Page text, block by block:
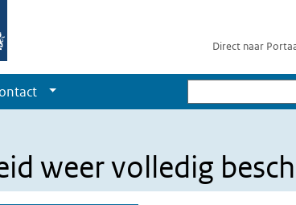
Direct naar
Zoeken
weer volledig